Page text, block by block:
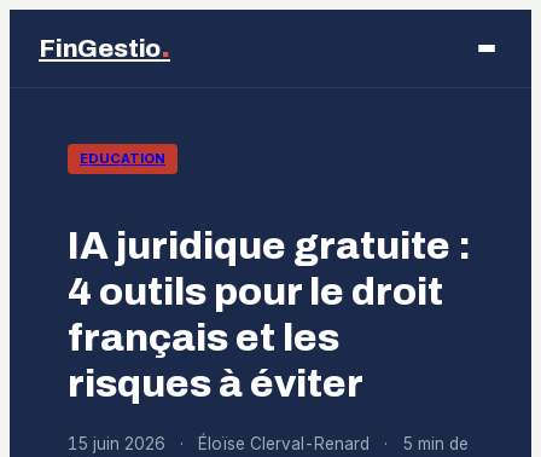
FinGestio.
Business
Finance
Marketing
EDUCATION
IA juridique gratuite :
4 outils pour le droit
français et les
risques à éviter
15 juin 2026 · Éloïse Clerval-Renard ·
5 min de